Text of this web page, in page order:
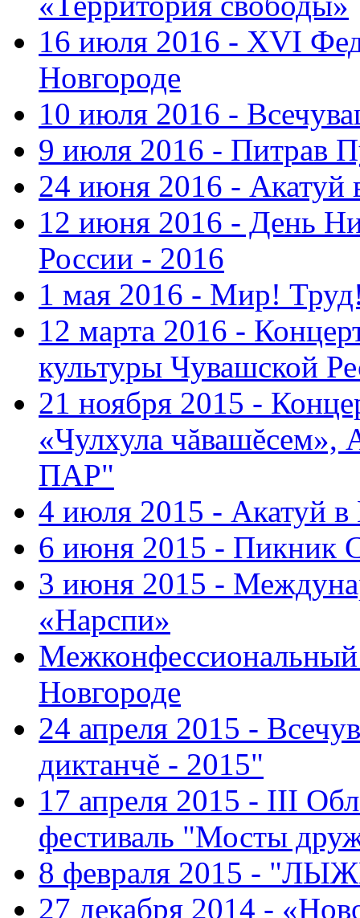
16 июля 2016 - XVI
Новгороде
10 июля 2016 -
9 июля 2016 - Питрав
24 июня 2016 - Акатуй
12 июня 2016 - День
России - 2016
1 мая 2016 - Мир!
12 марта 2016 -
культуры Чувашской
21 ноября 2015 -
«Чулхула
ПАР"
4 июля 2015 - Акатуй
6 июня 2015 - Пикник
3 июня 2015 -
«Нарспи»
Новгороде
24 апреля 2015 -
диктанчĕ - 2015"
17 апреля 2015 - III
фестиваль "Мосты
8 февраля 2015 -
27 декабря 2014 -